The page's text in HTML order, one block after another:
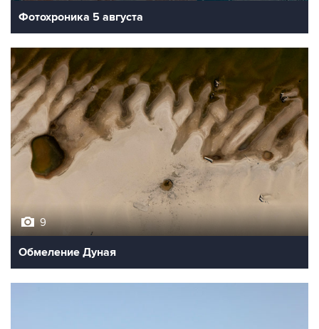
Фотохроника 5 августа
9
Обмеление Дуная